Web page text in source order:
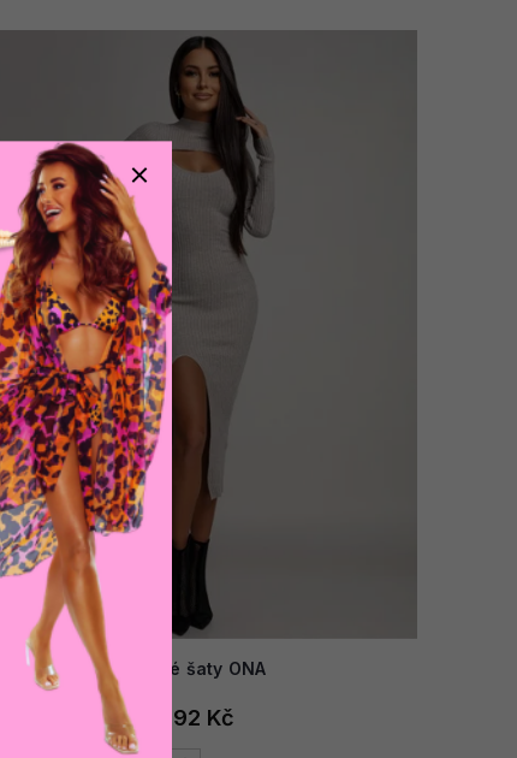
AKCE
Dámské šaty ONA
1 292 Kč